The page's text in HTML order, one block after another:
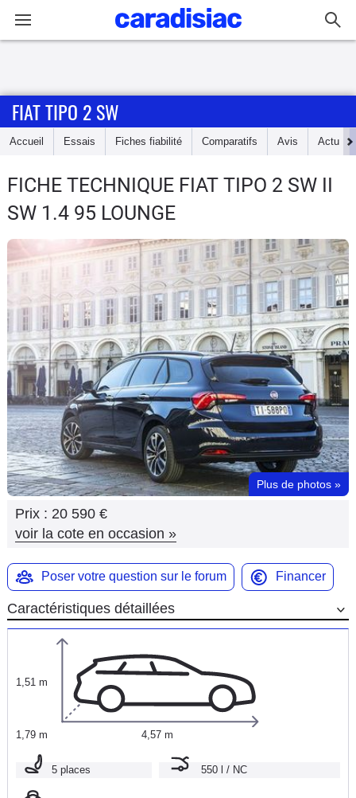
Accueil
Essais
Guide
Electriques
Utilitaires
Flottes
Auto
Services
Forum
Moto
Marques
FIAT TIPO 2 SW
Accueil Essais Fiches fiabilité Comparatifs Avis Actu
FICHE TECHNIQUE FIAT TIPO 2 SW II
SW 1.4 95 LOUNGE
Plus de photos »
Prix : 20 590 €
voir la cote en occasion »
Poser votre question sur le forum Financer
Caractéristiques détaillées
1,51 m
1,79 m 4,57 m
5 places 550 l / NC